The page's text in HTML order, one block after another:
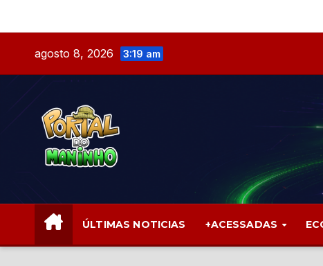
to
contentagosto 8, 2026 3:19 am
ÚLTIMAS NOTICIAS +ACESSADAS